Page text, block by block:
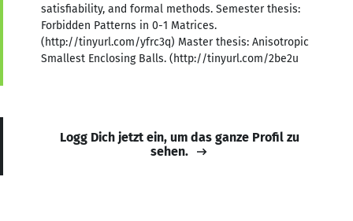
satisfiability, and formal methods. Semester thesis:
Forbidden Patterns in 0-1 Matrices.
(http://tinyurl.com/yfrc3q) Master thesis: Anisotropic
Smallest Enclosing Balls. (http://tinyurl.com/2be2u
Logg Dich jetzt ein, um das ganze Profil zu
sehen.